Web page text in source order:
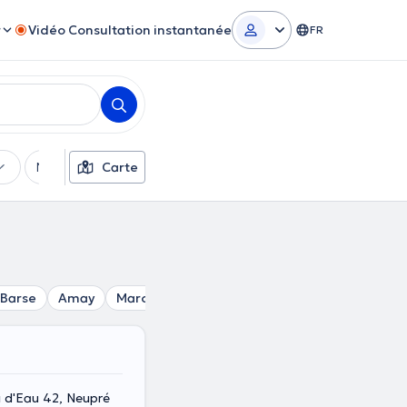
Vidéo Consultation instantanée FR
Moyens de paiement
Carte
Amay Marchin
d'Eau 42, Neupré